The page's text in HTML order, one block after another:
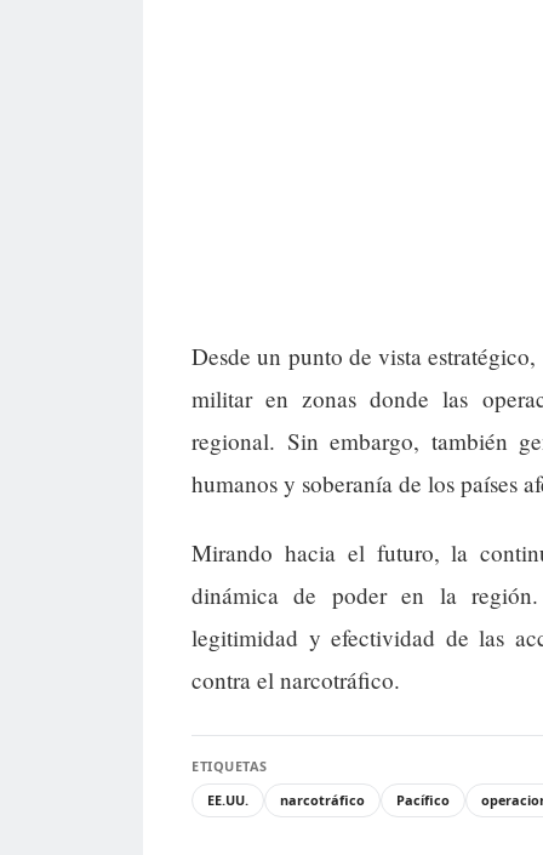
Desde un punto de vista
militar en zonas donde las
regional. Sin embargo, también
humanos y soberanía de los países
Mirando hacia el futuro, la
dinámica de poder en la
legitimidad y efectividad de las
contra el narcotráfico.
ETIQUETAS
EE.UU.
narcotráfico Pacífico